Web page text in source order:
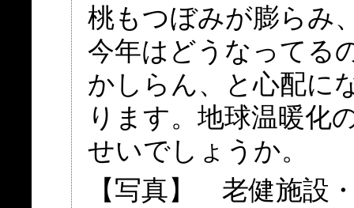
桃もつぼみが膨らみ
今年はどうなってる
かしらん、と心配に
ります。地球温暖化
せいでしょうか。
【写真】 老健施設